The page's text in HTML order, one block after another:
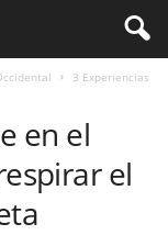
3 Experiencias
en el
el